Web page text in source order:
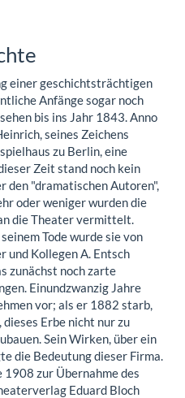
einer geschichtsträchtigen
Anfänge sogar noch
bis ins Jahr 1843. Anno
seines Zeichens
zu Berlin, eine
Zeit stand noch kein
den "dramatischen Autoren",
oder weniger wurden die
die Theater vermittelt.
Tode wurde sie von
Kollegen A. Entsch
zunächst noch zarte
Einundzwanzig Jahre
vor; als er 1882 starb,
dieses Erbe nicht nur zu
Sein Wirken, über ein
die Bedeutung dieser Firma.
zur Übernahme des
Eduard Bloch